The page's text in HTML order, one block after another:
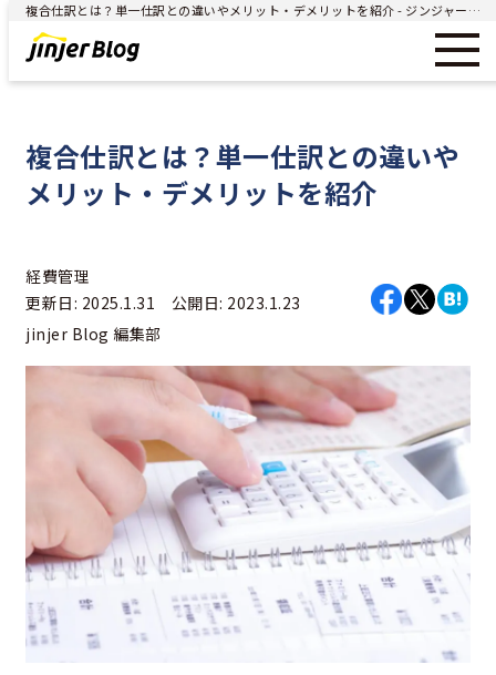
複合仕訳とは？単一仕訳との違いやメリット・デメリットを紹介 - ジンジャー（jinjer）｜統合型人事システム
複合仕訳とは？単一仕訳との違いや
メリット・デメリットを紹介
経費管理
更新日: 2025.1.31 公開日: 2023.1.23
jinjer Blog 編集部